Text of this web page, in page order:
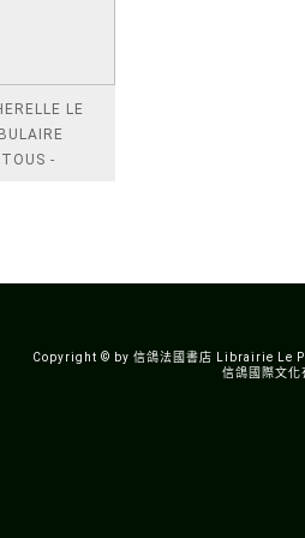
LE
-
Copyright © by 信鴿法國書店 Librairie Le
信鴿國際文